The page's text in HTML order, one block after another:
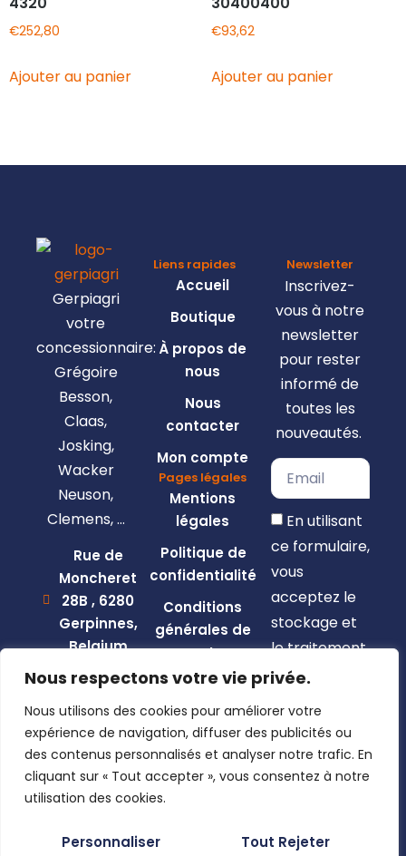
Nous respectons votre vie privée.
Nous utilisons des cookies pour améliorer votre
expérience de navigation, diffuser des publicités ou
des contenus personnalisés et analyser notre trafic. En
cliquant sur « Tout accepter », vous consentez à notre
utilisation des cookies.
Personnaliser Tout Rejeter
€252,80
Ajouter au panier
€93,62
Ajouter au panier
Gerpiagri
votre
concessionnaire:
Grégoire
Besson,
Claas,
Josking,
Wacker
Neuson,
Clemens, …
Rue de
Moncheret
28B , 6280
Gerpinnes,
Belgium
+32 492
marcellin@gerpiagri.be
BE
0793.946.582
Liens rapides
Accueil
Boutique
À propos de
nous
Nous
contacter
Mon compte
Pages légales
Mentions
légales
Politique de
confidentialité
Conditions
générales de
vente
Newsletter
Inscrivez-
vous à notre
newsletter
pour rester
informé de
toutes les
nouveautés.
En utilisant
ce formulaire,
vous
acceptez le
stockage et
le traitement
de vos
ce site web.
S'inscrire